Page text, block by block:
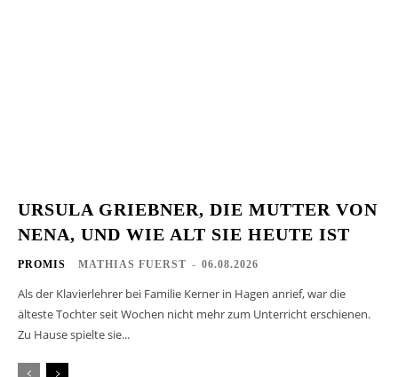
URSULA GRIEBNER, DIE MUTTER VON
NENA, UND WIE ALT SIE HEUTE IST
PROMIS MATHIAS FUERST - 06.08.2026
Als der Klavierlehrer bei Familie Kerner in Hagen anrief, war die
älteste Tochter seit Wochen nicht mehr zum Unterricht erschienen.
Zu Hause spielte sie...